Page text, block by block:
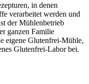
in denen
verarbeitet werden und
der Mühlenbetrieb
ganzen Familie
eigene Glutenfrei-Mühle,
Glutenfrei-Labor bei.